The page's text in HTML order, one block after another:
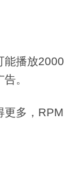
能播放2000
。
更多，RPM